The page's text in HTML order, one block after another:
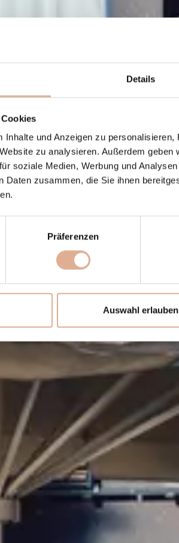
Details
Inhalte und Anzeigen zu
zu analysieren. Außerdem
soziale Medien, Werbung und
Daten zusammen, die Sie ihnen
Präferenzen
Auswahl erlauben